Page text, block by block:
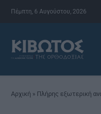
Πέμπτη, 6 Αυγούστου, 2026
Αρχική » Πλήρης εξωτερική